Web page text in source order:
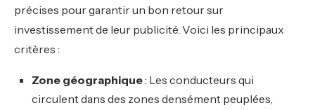
précises pour garantir un bon retour sur
investissement de leur publicité. Voici les principaux
critères :
Zone géographique: Les conducteurs qui
circulent dans des zones densément peuplées,